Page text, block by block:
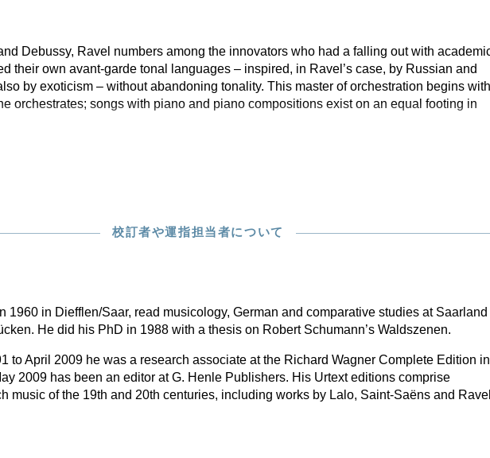
Debussy, Ravel numbers among the innovators who had a falling out with
their own avant-garde tonal languages – inspired, in Ravel’s case, by Russian and
by exoticism – without abandoning tonality. This master of orchestration begins with
orchestrates; songs with piano and piano compositions exist on an equal footing in
校訂者や運指担当者について
1960 in Diefflen/Saar, read musicology, German and comparative studies at Saarland
He did his PhD in 1988 with a thesis on Robert Schumann’s Waldszenen.
to April 2009 he was a research associate at the Richard Wagner Complete Edition in
2009 has been an editor at G. Henle Publishers. His Urtext editions comprise
music of the 19th and 20th centuries, including works by Lalo, Saint-Saëns and